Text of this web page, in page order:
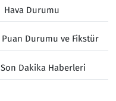
Hava Durumu
Puan Durumu ve Fikstür
Son Dakika Haberleri